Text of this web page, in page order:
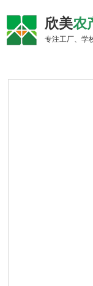
欣美农
专注工厂、学